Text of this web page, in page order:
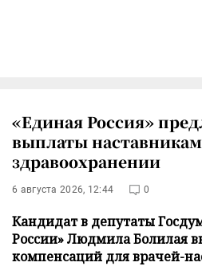
«Единая Россия»
выплаты
здравоохранении
6 августа 2026, 12:44 0
Кандидат в депутаты
России» Людмила Болилая
компенсаций для врачей-